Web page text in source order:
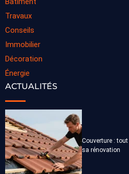
Travaux
Conseils
Immobilier
Décoration
Énergie
ACTUALITÉS
Couverture :
sa rénovation